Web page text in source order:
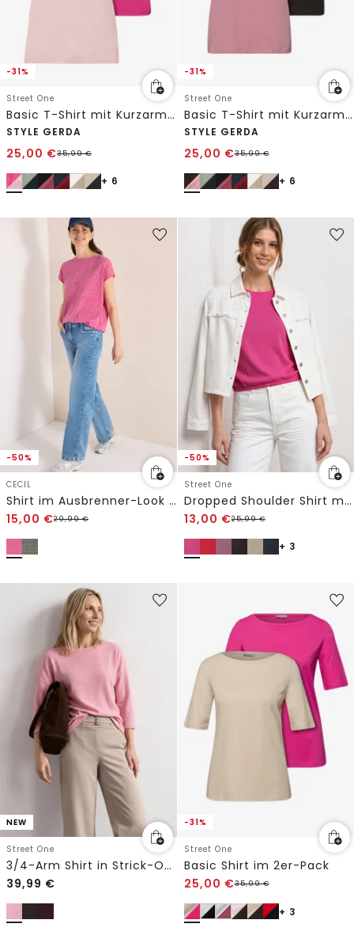
-31%
Street One
Basic T-Shirt mit Kurzarm im 2er-Pack
STYLE GERDA
25,00 €35,99€
+ 6
-31%
Street One
Basic T-Shirt mit Kurzarm im 2er-Pack
STYLE GERDA
25,00 €35,99€
+ 6
-50%
CECIL
Shirt im Ausbrenner-Look mit Boatneck
15,00 €29,99€
-50%
Street One
Dropped Shoulder Shirt mit U-Boot-Ausschnitt
13,00 €25,99€
+ 3
NEW
Street One
3/4-Arm Shirt in Strick-Optik
39,99 €
-31%
Street One
Basic Shirt im 2er-Pack
25,00 €35,99€
+ 3